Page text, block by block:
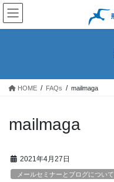
コ
ン
テ
ス
ナ
ビ
ゲ
ン
HOME FAQs mailmaga
mailmaga
2021年4月27日
メールセミナーとブログについて